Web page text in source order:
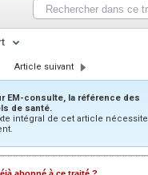
Article suivant
EM-consulte, la référence des
de santé.
intégral de cet article nécessite